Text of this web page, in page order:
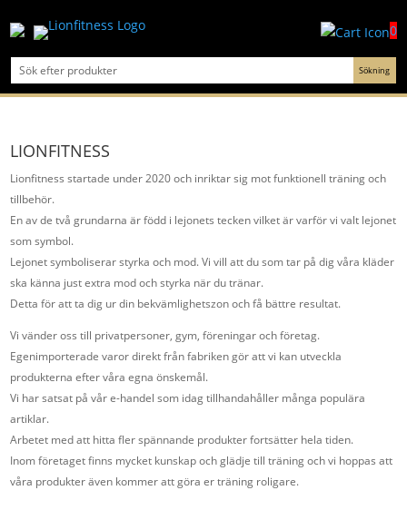
0
LIONFITNESS
Lionfitness startade under 2020 och inriktar sig mot funktionell träning och
tillbehör.
En av de två grundarna är född i lejonets tecken vilket är varför vi valt lejonet
som symbol.
Lejonet symboliserar styrka och mod. Vi vill att du som tar på dig våra kläder
ska känna just extra mod och styrka när du tränar.
Detta för att ta dig ur din bekvämlighetszon och få bättre resultat.
Vi vänder oss till privatpersoner, gym, föreningar och företag.
Egenimporterade varor direkt från fabriken gör att vi kan utveckla
produkterna efter våra egna önskemål.
Vi har satsat på vår e-handel som idag tillhandahåller många populära
artiklar.
Arbetet med att hitta fler spännande produkter fortsätter hela tiden.
Inom företaget finns mycket kunskap och glädje till träning och vi hoppas att
våra produkter även kommer att göra er träning roligare.